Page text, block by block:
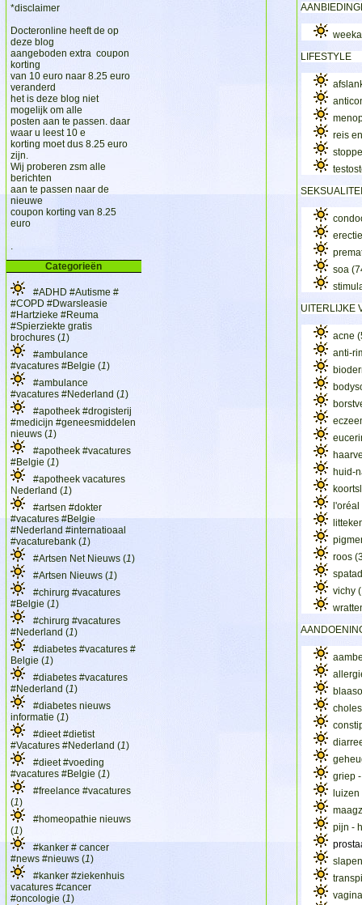
*disclaimer
Docteronline heeft de op
deze blog
aangeboden extra coupon
korting
van 10 euro naar 8.25 euro
veranderd
het is deze blog niet
mogelijk om alle
posten aan te passen. daar
waar u leest 10 e
korting moet dus 8.25 euro
zijn.
Wij proberen zsm alle
berichten
aan te passen naar de
nieuwe
coupon korting van 8.25
euro
Categorieën
#ADHD #Autisme #
#COPD #Dwarsleasie
#Hartzieke #Reuma
#Spierziekte gratis
brochures (1)
#ambulance
#vacatures #Belgie (1)
#ambulance
#vacatures #Nederland (1)
#apotheek #drogisterij
#medicijn #geneesmiddelen
nieuws (1)
#apotheek #vacatures
#Belgie (1)
#apotheek vacatures
Nederland (1)
#artsen #dokter
#vacatures #Belgie
#Nederland #internatioaal
#vacaturebank (1)
#Artsen Net Nieuws (1)
#Artsen Nieuws (1)
#chirurg #vacatures
#Belgie (1)
#chirurg #vacatures
#Nederland (1)
#diabetes #vacatures #
Belgie (1)
#diabetes #vacatures
#Nederland (1)
#diabetes nieuws
informatie (1)
#dieet #dietist
#Vacatures #Nederland (1)
#dieet #voeding
#vacatures #Belgie (1)
#freelance #vacatures
(1)
#homeopathie nieuws
(1)
#kanker # cancer
#news #nieuws (1)
#kanker #ziekenhuis
vacatures #cancer
#oncologie (1)
LIFESTYLE
reis
soa
UITERLIJKE
acne
anti-
huid-
roos
vichy
griep
luizen
pijn -